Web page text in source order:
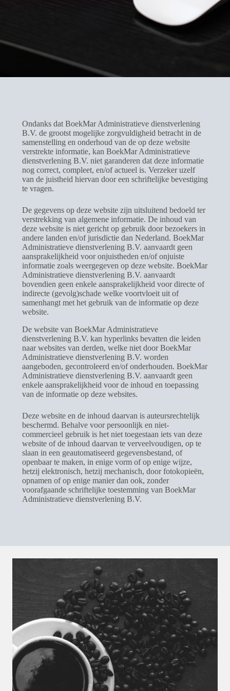
Ondanks dat BoekMar Administratieve dienstverlening
B.V. de grootst mogelijke zorgvuldigheid betracht in de
samenstelling en onderhoud van de op deze website
verstrekte informatie, kan BoekMar Administratieve
dienstverlening B.V. niet garanderen dat deze informatie
nog correct, compleet, en/of actueel is. Verzeker uzelf
van de juistheid hiervan door een schriftelijke bevestiging
te vragen.
De gegevens op deze website zijn uitsluitend bedoeld ter
verstrekking van algemene informatie. De inhoud van
deze website is niet gericht op gebruik door bezoekers in
andere landen en/of jurisdictie dan Nederland. BoekMar
Administratieve dienstverlening B.V. aanvaardt geen
aansprakelijkheid voor onjuistheden en/of onjuiste
informatie zoals weergegeven op deze website. BoekMar
Administratieve dienstverlening B.V. aanvaardt
bovendien geen enkele aansprakelijkheid voor directe of
indirecte (gevolg)schade welke voortvloeit uit of
samenhangt met het gebruik van de informatie op deze
website.
De website van BoekMar Administratieve
dienstverlening B.V. kan hyperlinks bevatten die leiden
naar websites van derden, welke niet door BoekMar
Administratieve dienstverlening B.V. worden
aangeboden, gecontroleerd en/of onderhouden. BoekMar
Administratieve dienstverlening B.V. aanvaardt geen
enkele aansprakelijkheid voor de inhoud en toepassing
van de informatie op deze websites.
Deze website en de inhoud daarvan is auteursrechtelijk
beschermd. Behalve voor persoonlijk en niet-
commercieel gebruik is het niet toegestaan iets van deze
website of de inhoud daarvan te verveelvoudigen, op te
slaan in een geautomatiseerd gegevensbestand, of
openbaar te maken, in enige vorm of op enige wijze,
hetzij elektronisch, hetzij mechanisch, door fotokopieën,
opnamen of op enige manier dan ook, zonder
voorafgaande schriftelijke toestemming van BoekMar
Administratieve dienstverlening B.V.